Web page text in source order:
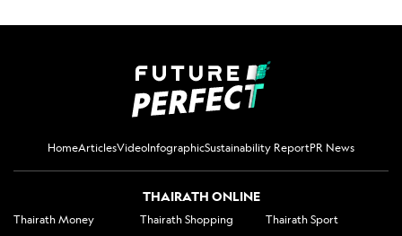
HomeArticlesVideoInfographicSustainability ReportPR News
THAIRATH ONLINE
Thairath Money Thairath Shopping Thairath Sport